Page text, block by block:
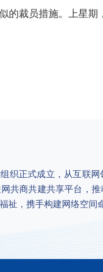
裁员措施。上星期
织正式成立，从互联
共商共建共享平台，
祉，携手构建网络空间